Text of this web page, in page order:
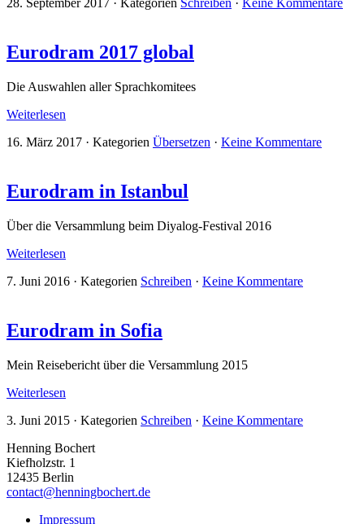
28. September 2017 · Kategorien Schreiben · Keine Kommentare
Eurodram 2017 global
Die Auswahlen aller Sprachkomitees
Weiterlesen
16. März 2017 · Kategorien Übersetzen · Keine Kommentare
Eurodram in Istanbul
Über die Versammlung beim Diyalog-Festival 2016
Weiterlesen
7. Juni 2016 · Kategorien Schreiben · Keine Kommentare
Eurodram in Sofia
Mein Reisebericht über die Versammlung 2015
Weiterlesen
3. Juni 2015 · Kategorien Schreiben · Keine Kommentare
Henning Bochert
Kiefholzstr. 1
12435 Berlin
contact@henningbochert.de
Impressum